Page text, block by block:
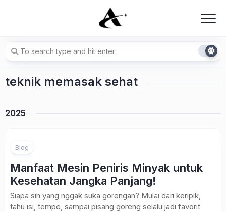
teknik memasak sehat
2025
Blog
Manfaat Mesin Peniris Minyak untuk
Kesehatan Jangka Panjang!
Siapa sih yang nggak suka gorengan? Mulai dari keripik,
tahu isi, tempe, sampai pisang goreng selalu jadi favorit